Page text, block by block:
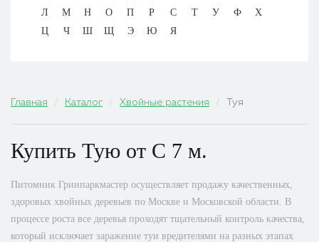
Л
М Н О П Р С Т У Ф
Х
Ц
Ч Ш Щ Э Ю Я
Главная Каталог Хвойные растения Туя
Купить Тую от C 7 м.
Питомник Гринпаркмастер осуществляет продажу качественных,
здоровых хвойных деревьев по Москве и Московской области. В
процессе роста все деревья проходят тщательный контроль качества,
который исключает заражение туи вредителями на разных этапах